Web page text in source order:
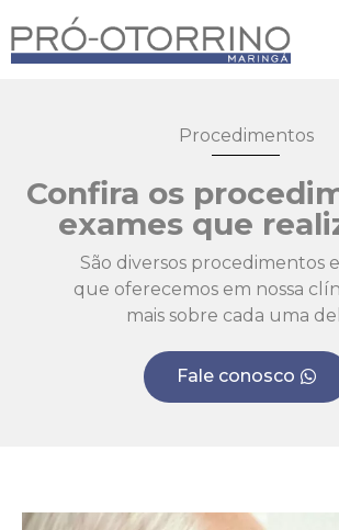
Procedimentos
Confira os
exames que
São diversos procedimentos
que oferecemos em nossa
mais sobre cada uma
Fale conosco